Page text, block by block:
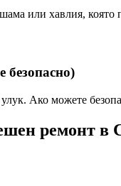
или хавлия, която
безопасно)
Ако можете
ремонт в